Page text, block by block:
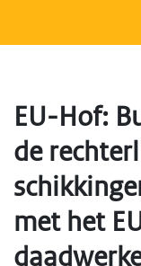
EU-Hof:
de
met het